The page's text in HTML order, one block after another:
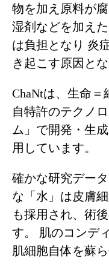
物を加え原料が
湿剤などを加え
は負担となり 炎
き起こす原因と
ChaNtは、生命
自特許のテクノ
ム」で開発・生
用しています。
確かな研究デー
な「水」は皮膚
も採用され、術
す。
肌のコンデ
肌細胞自体を蘇